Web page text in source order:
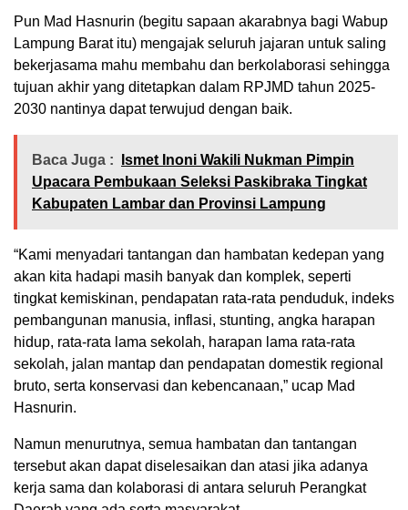
Pun Mad Hasnurin (begitu sapaan akarabnya bagi Wabup
Lampung Barat itu) mengajak seluruh jajaran untuk saling
bekerjasama mahu membahu dan berkolaborasi sehingga
tujuan akhir yang ditetapkan dalam RPJMD tahun 2025-
2030 nantinya dapat terwujud dengan baik.
Baca Juga :
Ismet Inoni Wakili Nukman Pimpin
Upacara Pembukaan Seleksi Paskibraka Tingkat
Kabupaten Lambar dan Provinsi Lampung
“Kami menyadari tantangan dan hambatan kedepan yang
akan kita hadapi masih banyak dan komplek, seperti
tingkat kemiskinan, pendapatan rata-rata penduduk, indeks
pembangunan manusia, inflasi, stunting, angka harapan
hidup, rata-rata lama sekolah, harapan lama rata-rata
sekolah, jalan mantap dan pendapatan domestik regional
bruto, serta konservasi dan kebencanaan,” ucap Mad
Hasnurin.
Namun menurutnya, semua hambatan dan tantangan
tersebut akan dapat diselesaikan dan atasi jika adanya
kerja sama dan kolaborasi di antara seluruh Perangkat